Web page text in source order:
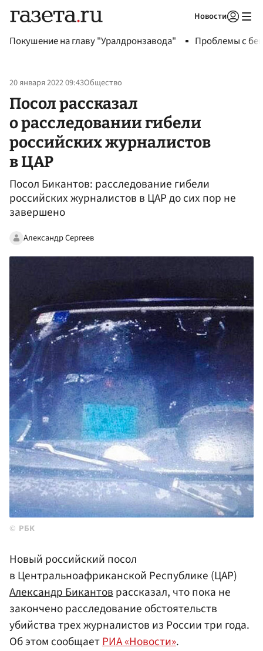
Новости
Покушение на главу "Уралдронзавода" Проблемы с
20 января 2022 09:43Общество
Посол рассказал
о расследовании гибели
российских журналистов
в ЦАР
Посол Бикантов: расследование гибели
российских журналистов в ЦАР до сих пор не
завершено
Александр Сергеев
РБК
Новый российский посол
в Центральноафриканской Республике (ЦАР)
Александр Бикантоврассказал, что пока не
закончено расследование обстоятельств
убийства трех журналистов из России три года.
Об этом сообщаетРИА «Новости».